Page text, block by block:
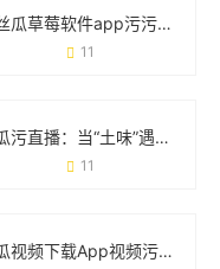
当丝瓜草莓软件app污污下载午夜版遇上手机安全：你需要知道的那些事
11
丝瓜污直播：当“土味”遇上擦边，流量狂欢背后的隐患
11
丝瓜视频下载App视频污版在线版：这些细节你必须知道